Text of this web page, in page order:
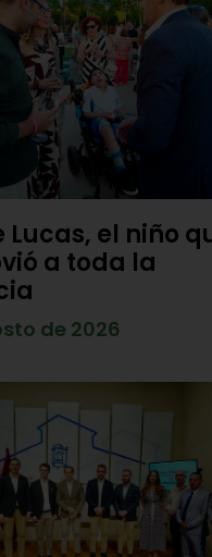
Lucas, el niño
a toda la
de 2026